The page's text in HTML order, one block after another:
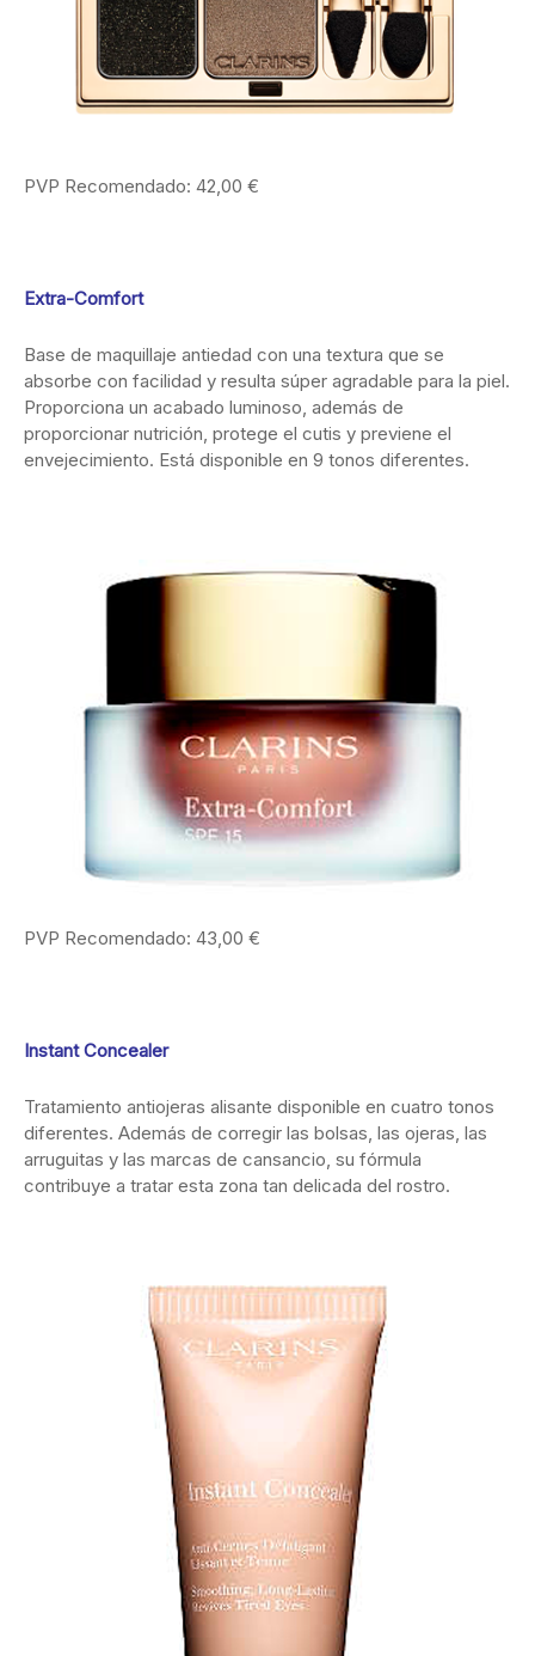
PVP Recomendado: 42,00 €
Extra-Comfort
Base de maquillaje antiedad con una textura que se
absorbe con facilidad y resulta súper agradable para la piel.
Proporciona un acabado luminoso, además de
proporcionar nutrición, protege el cutis y previene el
envejecimiento. Está disponible en 9 tonos diferentes.
PVP Recomendado: 43,00 €
Instant Concealer
Tratamiento antiojeras alisante disponible en cuatro tonos
diferentes. Además de corregir las bolsas, las ojeras, las
arruguitas y las marcas de cansancio, su fórmula
contribuye a tratar esta zona tan delicada del rostro.